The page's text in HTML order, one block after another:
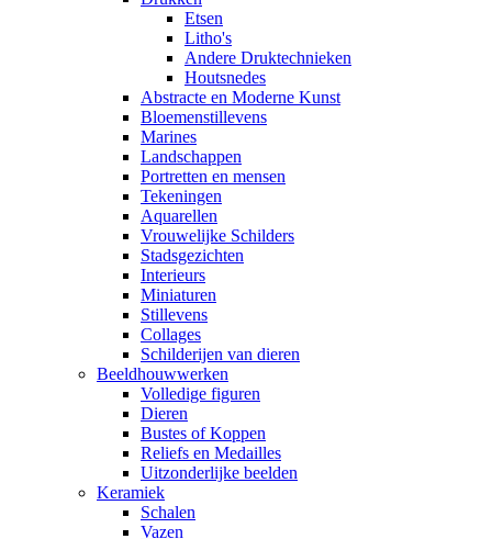
Etsen
Litho's
Andere Druktechnieken
Houtsnedes
Abstracte en Moderne Kunst
Bloemenstillevens
Marines
Landschappen
Portretten en mensen
Tekeningen
Aquarellen
Vrouwelijke Schilders
Stadsgezichten
Interieurs
Miniaturen
Stillevens
Collages
Schilderijen van dieren
Beeldhouwwerken
Volledige figuren
Dieren
Bustes of Koppen
Reliefs en Medailles
Uitzonderlijke beelden
Keramiek
Schalen
Vazen